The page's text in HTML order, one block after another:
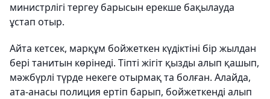
министрлігі тергеу барысын ерекше бақылауда
ұстап отыр.
Айта кетсек, марқұм бойжеткен күдіктіні бір жылдан
бері танитын көрінеді. Тіпті жігіт қызды алып қашып,
мәжбүрлі түрде некеге отырмақ та болған. Алайда,
ата-анасы полиция ертіп барып, бойжеткенді алып